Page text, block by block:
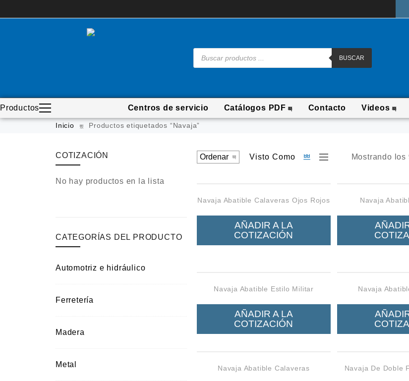
BUSCAR
Productos
Madera
Automotriz e hidráulico
Centros de servicio Catálogos PDF Contacto Videos
Inicio Productos etiquetados “Navaja”
COTIZACIÓN
No hay productos en la lista
CATEGORÍAS DEL PRODUCTO
Automotriz e hidráulico
Ferretería
Madera
Metal
Visto Como Mostrando
Navaja Abatible Calaveras Ojos Rojos
AÑADIR A LA
COTIZACIÓN
Navaja
Navaja Abatible Estilo Militar
AÑADIR A LA
COTIZACIÓN
Navaja
Navaja Abatible Calaveras Navaja De Doble